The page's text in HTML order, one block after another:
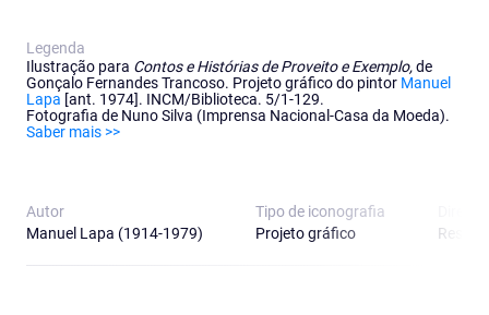
Legenda
Ilustração para Contos e Histórias de Proveito e Exemplo,de
Gonçalo Fernandes Trancoso. Projeto gráfico do pintor Manuel
Lapa [ant. 1974]. INCM/Biblioteca. 5/1-129.
Fotografia de Nuno Silva (Imprensa Nacional-Casa da Moeda).
Saber mais >>
Autor
Manuel Lapa (1914-1979)
Tipo de iconografia
Projeto gráfico